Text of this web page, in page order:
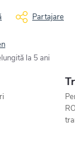
Partajare
la 5 ani